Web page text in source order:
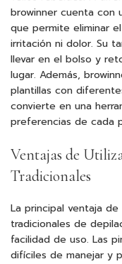
browinner cuenta con
que permite eliminar
irritación ni dolor. Su
llevar en el bolso y
lugar. Además,
plantillas con
convierte en una
preferencias de cada
Ventajas de
Tradicionales
La principal ventaja
tradicionales de
facilidad de uso. Las
difíciles de manejar y